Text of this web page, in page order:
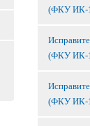
(ФКУ ИК-
(ФКУ ИК-
(ФКУ ИК-